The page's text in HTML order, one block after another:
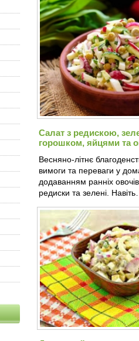
Салат з редискою,
горошком, яйцями та
Весняно-літнє
вимоги та переваги у
додаванням ранніх овочів
редиски та зелені. Навіть…